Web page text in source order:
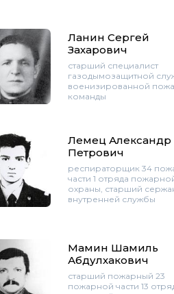
Ланин Сергей
Захарович
старший специалист
газодымозащитной
военизированной
команды
Лемец Александр
Петрович
респираторщик 34
части 1 отряда
охраны, старший
внутренней службы
Мамин Шамиль
Абдулхакович
старший пожарный 23
пожарной части 13